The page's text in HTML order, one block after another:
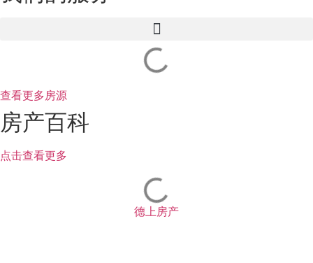
查看更多房源
房产百科
点击查看更多
德上房产